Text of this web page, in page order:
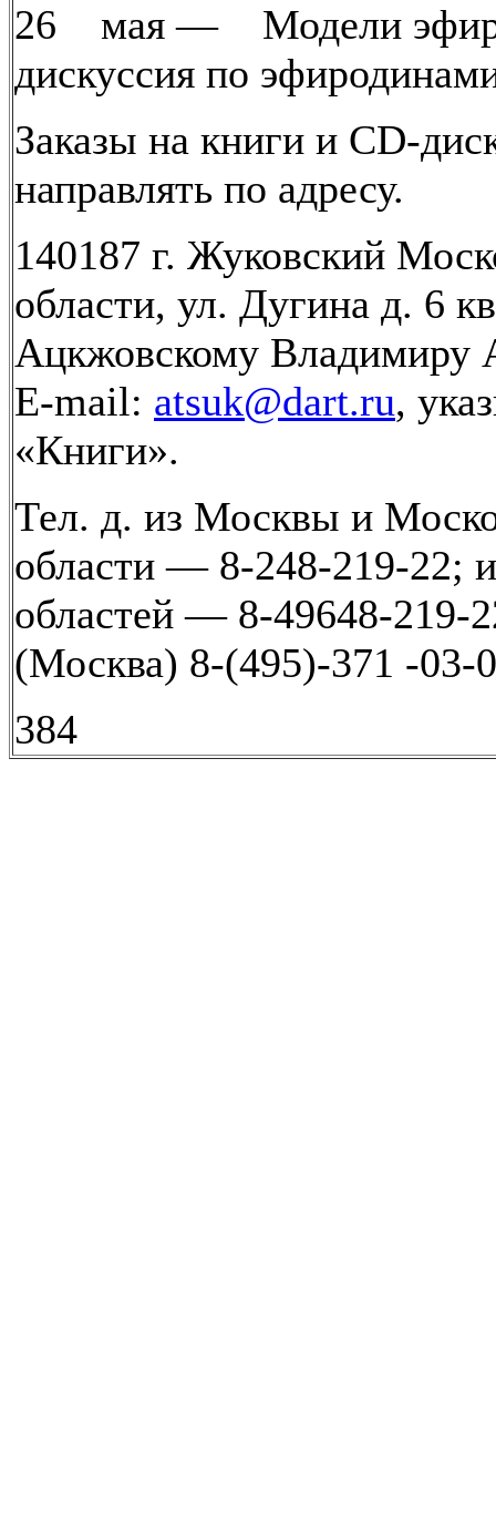
26 мая — Модели
дискуссия по
Заказы на книги и CD-
направлять по адресу.
140187 г. Жуковский
области, ул. Дугина д. 6
Ацкжовскому Владимиру
E-mail: atsuk@dart.ru,
«Книги».
Тел. д. из Москвы и
области — 8-248-219-22;
областей — 8-49648-219-
(Москва) 8-(495)-371 -03-
384